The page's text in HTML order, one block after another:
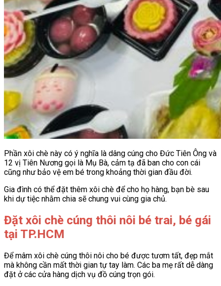
Phần xôi chè này có ý nghĩa là dâng cúng cho Đức Tiên Ông và
12 vị Tiên Nương gọi là Mụ Bà, cảm tạ đã ban cho con cái
cũng như bảo vệ em bé trong khoảng thời gian đầu đời.
Gia đình có thể đặt thêm xôi chè để cho họ hàng, bạn bè sau
khi dự tiệc nhằm chia sẽ chung vui cùng gia chủ.
Đặt xôi chè cúng thôi nôi bé trai, bé gái
tại TP.HCM
Để mâm xôi chè cúng thôi nôi cho bé được tươm tất, đẹp mắt
mà không cần mất thời gian tự tay làm. Các ba mẹ rất dễ dàng
đặt ở các cửa hàng dịch vụ đồ cúng trọn gói.